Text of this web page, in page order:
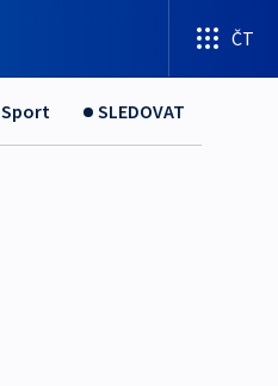
ČT
Sport SLEDOVAT